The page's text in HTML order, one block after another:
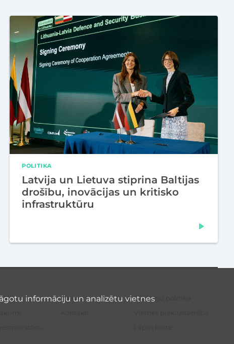
POLITIKA
Latvija un Lietuva stiprina Baltijas
drošību, inovācijas un kritisko
infrastruktūru
informāciju un analizētu vietnes
Resursi
Sīkdatņu politika